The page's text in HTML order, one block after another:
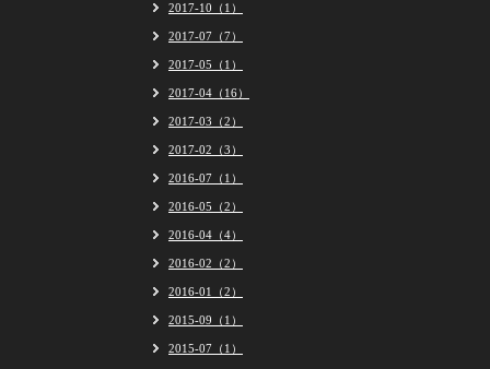
2017-10（1）
2017-07（7）
2017-05（1）
2017-04（16）
2017-03（2）
2017-02（3）
2016-07（1）
2016-05（2）
2016-04（4）
2016-02（2）
2016-01（2）
2015-09（1）
2015-07（1）